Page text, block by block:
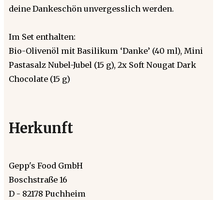
deine Dankeschön unvergesslich werden.
Im Set enthalten:
Bio-Olivenöl mit Basilikum ‘Danke’ (40 ml), Mini
Pastasalz Nubel-Jubel (15 g), 2x Soft Nougat Dark
Chocolate (15 g)
Herkunft
Gepp's Food GmbH
Boschstraße 16
D - 82178 Puchheim